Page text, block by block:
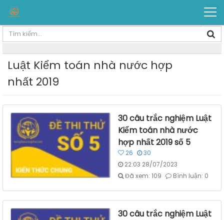
Luật Kiểm toán nhà nước hợp
nhất 2019
30 câu trắc nghiệm Luật
Kiểm toán nhà nước
hợp nhất 2019 số 5
26
30
22:03 28/07/2023
Đã xem: 109
Bình luận: 0
30 câu trắc nghiệm Luật